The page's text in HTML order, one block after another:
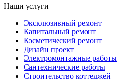
Наши услуги
Эксклюзивный ремонт
Капитальный ремонт
Косметический ремонт
Дизайн проект
Электромонтажные работы
Сантехнические работы
Строительство коттеджей